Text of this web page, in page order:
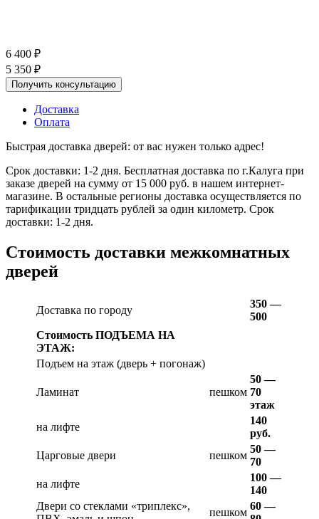
6 400 ₽
5 350 ₽
Получить консультацию
Доставка
Оплата
Быстрая доставка дверей: от вас нужен только адрес!
Срок доставки: 1-2 дня. Бесплатная доставка по г.Калуга при
заказе дверей на сумму от 15 000 руб. в нашем интернет-
магазине. В остальные регионы доставка осуществляется по
тарификации тридцать рублей за один километр. Срок
доставки: 1-2 дня.
Стоимость доставки межкомнатных
дверей
Доставка по городу
350 —
500
Стоимость ПОДЪЕМА НА
ЭТАЖ:
Подъем на этаж (дверь + погонаж)
Ламинат пешком
50 —
70
этаж
на лифте
140
руб.
Царговые двери
пешком
50 —
70
на лифте
100 —
140
Двери со стеклами «триплекс»,
пешком
60 —